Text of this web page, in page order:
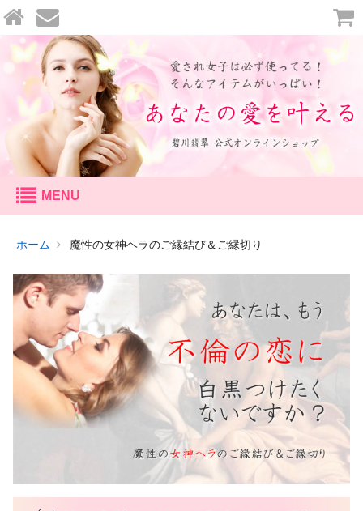
鑑定
恋愛鑑定
天命鑑定
ヒーリングアイテム
奇跡水Aqua Mirabilis
特殊ワーク・ヒーリング
ホーム 魔性の女神ヘラのご縁結び＆ご縁切り